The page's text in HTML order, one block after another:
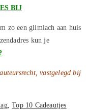
BIJ
zo een glimlach aan huis
kun je
vastgelegd bij
,Top 10 Cadeautjes